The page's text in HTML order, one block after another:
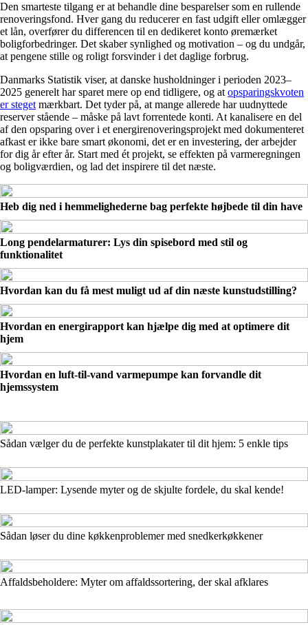
Den smarteste tilgang er at behandle dine besparelser som en rullende
renoveringsfond. Hver gang du reducerer en fast udgift eller omlægger
et lån, overfører du differencen til en dedikeret konto øremærket
boligforbedringer. Det skaber synlighed og motivation – og du undgår,
at pengene stille og roligt forsvinder i det daglige forbrug.
Danmarks Statistik viser, at danske husholdninger i perioden 2023–
2025 generelt har sparet mere op end tidligere, og at opsparingskvoten
er steget mærkbart. Det tyder på, at mange allerede har uudnyttede
reserver stående – måske på lavt forrentede konti. At kanalisere en del
af den opsparing over i et energirenoveringsprojekt med dokumenteret
afkast er ikke bare smart økonomi, det er en investering, der arbejder
for dig år efter år. Start med ét projekt, se effekten på varmeregningen
og boligværdien, og lad det inspirere til det næste.
Heb dig ned i hemmelighederne bag perfekte højbede til din have
Long pendelarmaturer: Lys din spisebord med stil og
funktionalitet
Hvordan kan du få mest muligt ud af din næste kunstudstilling?
Hvordan en energirapport kan hjælpe dig med at optimere dit
hjem
Hvordan en luft-til-vand varmepumpe kan forvandle dit
hjemssystem
Sådan vælger du de perfekte kunstplakater til dit hjem: 5 enkle tips
LED-lamper: Lysende myter og de skjulte fordele, du skal kende!
Sådan løser du dine køkkenproblemer med snedkerkøkkener
Affaldsbeholdere: Myter om affaldssortering, der skal afklares